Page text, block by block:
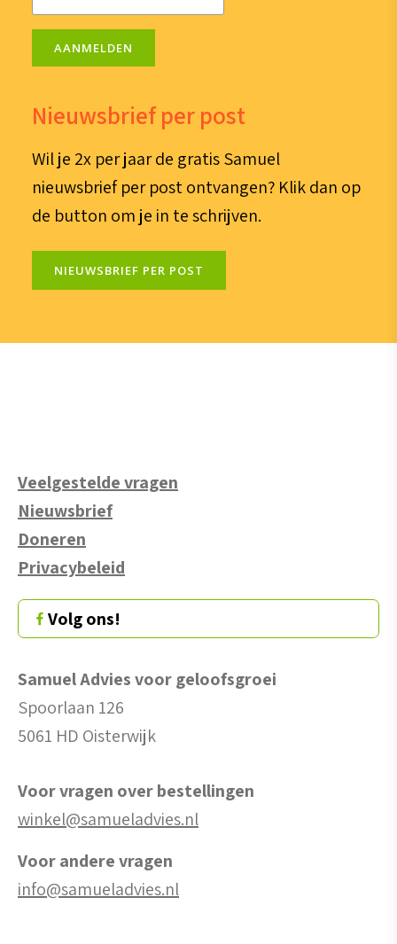
AANMELDEN
Nieuwsbrief per post
Wil je 2x per jaar de gratis Samuel
nieuwsbrief per post ontvangen? Klik dan op
de button om je in te schrijven.
NIEUWSBRIEF PER POST
Veelgestelde vragen
Nieuwsbrief
Doneren
Privacybeleid
Volg ons!
Samuel Advies voor geloofsgroei
Spoorlaan 126
5061 HD Oisterwijk
Voor vragen over bestellingen
winkel@samueladvies.nl
Voor andere vragen
info@samueladvies.nl